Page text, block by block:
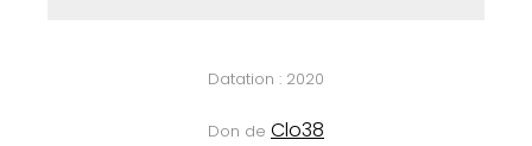
Datation : 2020
Don de Clo38